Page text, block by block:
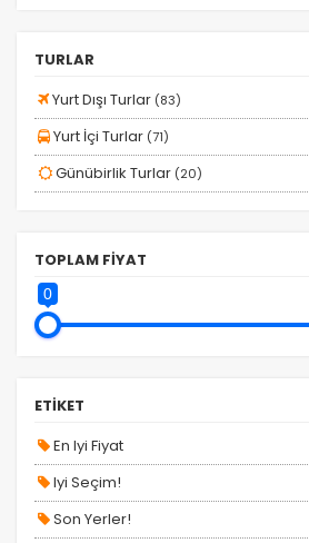
Tercihleri Kaydet
TERMAL TURLAR
TRENLİ TURLAR
TUR TAKVİMİ
YAKIN TARİHLİ TURLARIMIZ
YURT DIŞI TURLAR
YURT İÇİ TURLAR
TURLAR
Yurt Dışı Turlar (83)
Yurt İçi Turlar (71)
Günübirlik Turlar (20)
TOPLAM FİYAT
0
ETİKET
En Iyi Fiyat
Iyi Seçim!
Son Yerler!